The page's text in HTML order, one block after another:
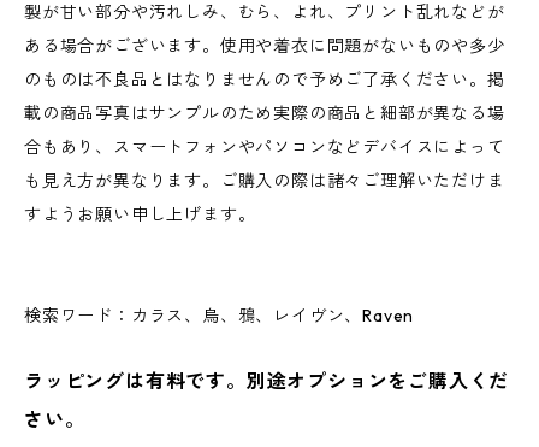
製が甘い部分や汚れしみ、むら、よれ、プリント乱れなどが
ある場合がございます。使用や着衣に問題がないものや多少
のものは不良品とはなりませんので予めご了承ください。掲
載の商品写真はサンプルのため実際の商品と細部が異なる場
合もあり、スマートフォンやパソコンなどデバイスによって
も見え方が異なります。ご購入の際は諸々ご理解いただけま
すようお願い申し上げます。
検索ワード：カラス、烏、鴉、レイヴン、Raven
ラッピングは有料です。別途オプションをご購入くだ
さい。